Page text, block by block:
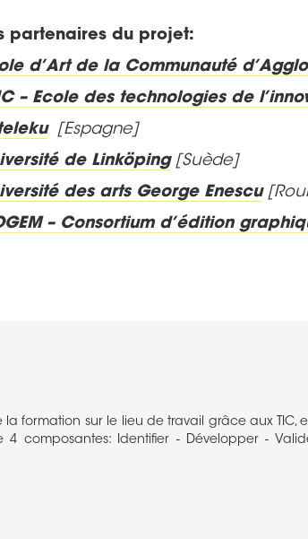
partenaires du projet:
d’Art de la Communauté
– Ecole des technologies de
[Espagne]
de Linköping[Suède]
des arts George Enescu
– Consortium d’édition
formation sur le lieu de travail grâce aux TIC,
composantes: Identifier - Développer -